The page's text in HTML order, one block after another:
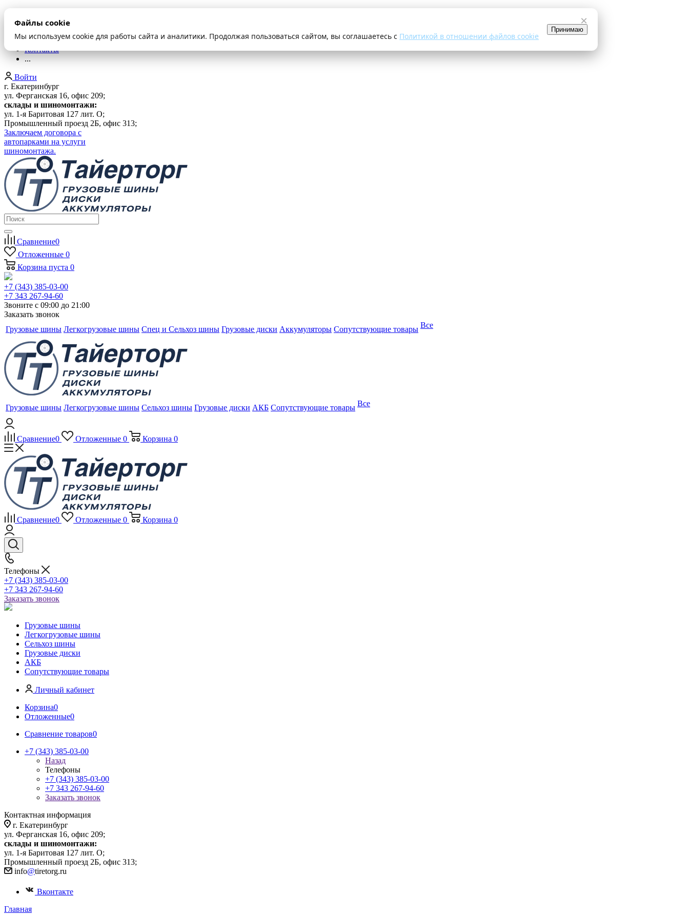
×
Файлы cookie
Мы используем cookie для работы сайта и аналитики. Продолжая пользоваться сайтом, вы соглашаетесь с Политикой в отношении файлов cookie
Принимаю
Оплата и доставка
Шиномонтаж
Контакты
...
Войти
г. Екатеринбург
ул. Ферганская 16, офис 209;
склады и шиномонтажи:
ул. 1-я Баритовая 127 лит. О;
Промышленный проезд 2Б, офис 313;
Заключаем договора с
автопарками на услуги
шиномонтажа.
Сравнение0
Отложенные 0
Корзина пуста 0
+7 (343) 385-03-00
+7 343 267-94-60
Звоните с 09:00 до 21:00
Заказать звонок
Грузовые шины Легкогрузовые шины Спец и Сельхоз шины Грузовые диски Аккумуляторы Сопутствующие товары Все
Грузовые шины Легкогрузовые шины Сельхоз шины Грузовые диски АКБ Сопутствующие товары Все
Сравнение0 Отложенные 0 Корзина 0
Сравнение0 Отложенные 0 Корзина 0
Телефоны
+7 (343) 385-03-00
+7 343 267-94-60
Заказать звонок
Грузовые шины
Легкогрузовые шины
Сельхоз шины
Грузовые диски
АКБ
Сопутствующие товары
Личный кабинет
Корзина0
Отложенные0
Сравнение товаров0
+7 (343) 385-03-00
Назад
Телефоны
+7 (343) 385-03-00
+7 343 267-94-60
Заказать звонок
Контактная информация
г. Екатеринбург
ул. Ферганская 16, офис 209;
склады и шиномонтажи:
ул. 1-я Баритовая 127 лит. О;
Промышленный проезд 2Б, офис 313;
info@tiretorg.ru
Вконтакте
Главная